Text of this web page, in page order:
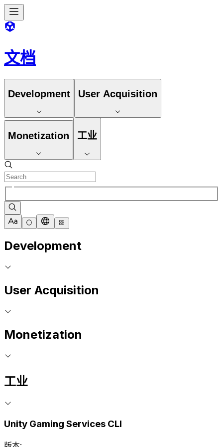
文档
Development User Acquisition
Monetization 工业
Development
User Acquisition
Monetization
工业
Unity Gaming Services CLI